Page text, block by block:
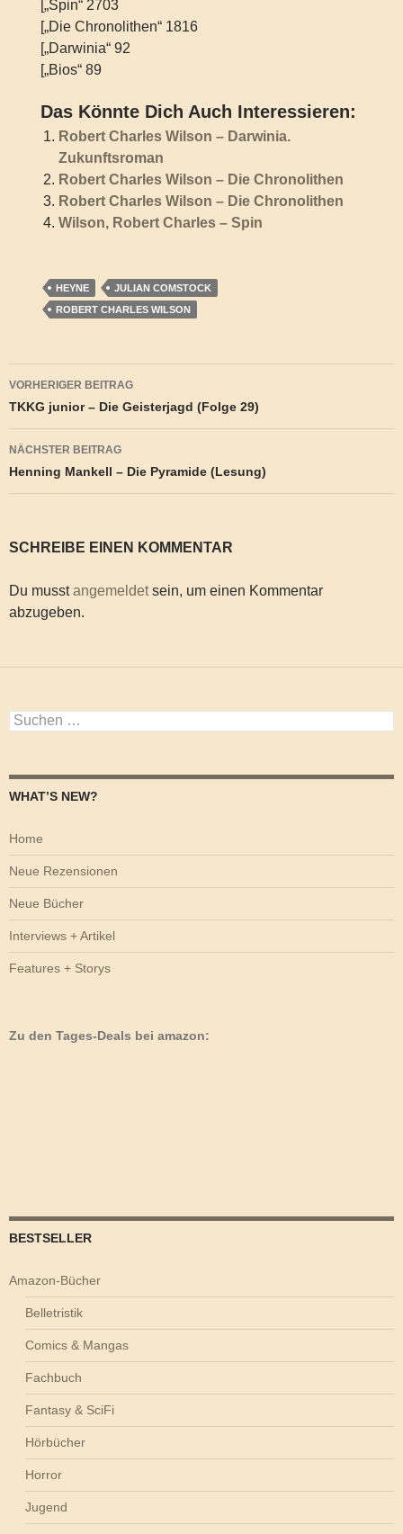
[„Spin“ 2703
[„Die Chronolithen“ 1816
[„Darwinia“ 92
[„Bios“ 89
Das Könnte Dich Auch Interessieren:
Robert Charles Wilson – Darwinia.
Zukunftsroman
Robert Charles Wilson – Die Chronolithen
Robert Charles Wilson – Die Chronolithen
Wilson, Robert Charles – Spin
HEYNE
JULIAN COMSTOCK
ROBERT CHARLES WILSON
Beitragsnavigation
VORHERIGER BEITRAG
TKKG junior – Die Geisterjagd (Folge 29)
NÄCHSTER BEITRAG
Henning Mankell – Die Pyramide (Lesung)
SCHREIBE EINEN KOMMENTAR
Du musstangemeldetsein, um einen Kommentar
abzugeben.
Suchen
nach:
WHAT’S NEW?
Home
Neue Rezensionen
Neue Bücher
Interviews + Artikel
Features + Storys
Zu den Tages-Deals bei amazon:
BESTSELLER
Amazon-Bücher
Belletristik
Comics & Mangas
Fachbuch
Fantasy & SciFi
Hörbücher
Horror
Jugend